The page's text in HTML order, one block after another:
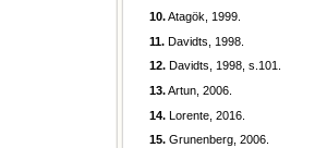
10.Atagök, 1999.
11. Davidts, 1998.
12. Davidts, 1998, s.101.
13.Artun, 2006.
14. Lorente, 2016.
15. Grunenberg, 2006.